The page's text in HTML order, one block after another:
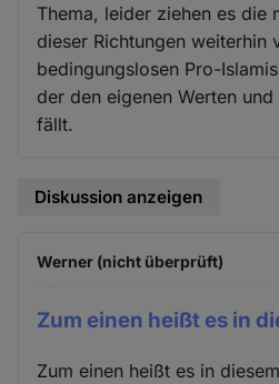
Thema, leider ziehen es die
dieser Richtungen weiterhin
bedingungslosen Pro-
der den eigenen Werten
fällt.
Diskussion anzeigen
Werner (nicht überprüft)
Zum einen heißt es in
Zum einen heißt es in